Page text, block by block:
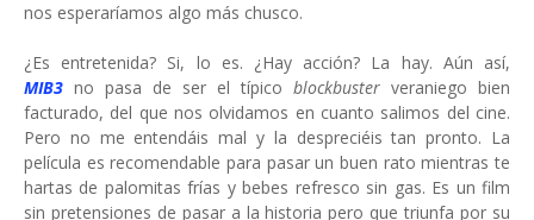
nos esperaríamos algo más chusco.
¿Es entretenida? Si, lo es. ¿Hay acción? La hay. Aún así,
MIB3 no pasa de ser el típico blockbuster veraniego bien
facturado, del que nos olvidamos en cuanto salimos del cine.
Pero no me entendáis mal y la despreciéis tan pronto. La
película es recomendable para pasar un buen rato mientras te
hartas de palomitas frías y bebes refresco sin gas. Es un film
sin pretensiones de pasar a la historia pero que triunfa por su